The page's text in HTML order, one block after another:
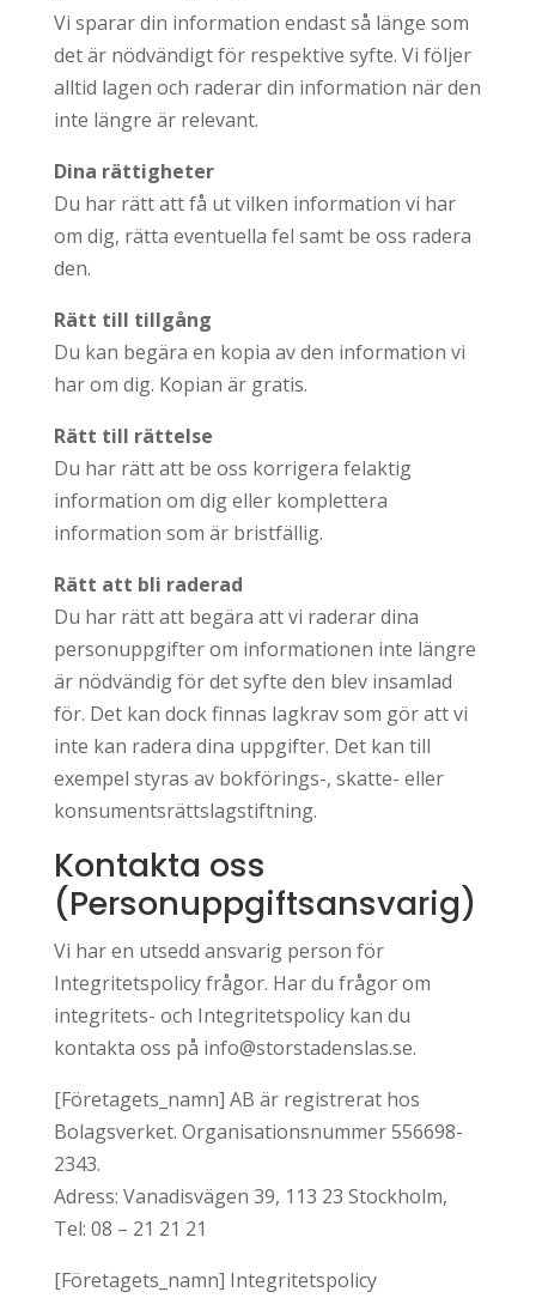
Vi sparar din information endast så länge som
det är nödvändigt för respektive syfte. Vi följer
alltid lagen och raderar din information när den
inte längre är relevant.
Dina rättigheter
Du har rätt att få ut vilken information vi har
om dig, rätta eventuella fel samt be oss radera
den.
Rätt till tillgång
Du kan begära en kopia av den information vi
har om dig. Kopian är gratis.
Rätt till rättelse
Du har rätt att be oss korrigera felaktig
information om dig eller komplettera
information som är bristfällig.
Rätt att bli raderad
Du har rätt att begära att vi raderar dina
personuppgifter om informationen inte längre
är nödvändig för det syfte den blev insamlad
för. Det kan dock finnas lagkrav som gör att vi
inte kan radera dina uppgifter. Det kan till
exempel styras av bokförings-, skatte- eller
konsumentsrättslagstiftning.
Kontakta oss
(Personuppgiftsansvarig)
Vi har en utsedd ansvarig person för
Integritetspolicy frågor. Har du frågor om
integritets- och Integritetspolicy kan du
kontakta oss på info@storstadenslas.se.
[Företagets_namn] AB är registrerat hos
Bolagsverket. Organisationsnummer 556698-
2343.
Adress: Vanadisvägen 39, 113 23 Stockholm,
Tel: 08 – 21 21 21
[Företagets_namn] Integritetspolicy